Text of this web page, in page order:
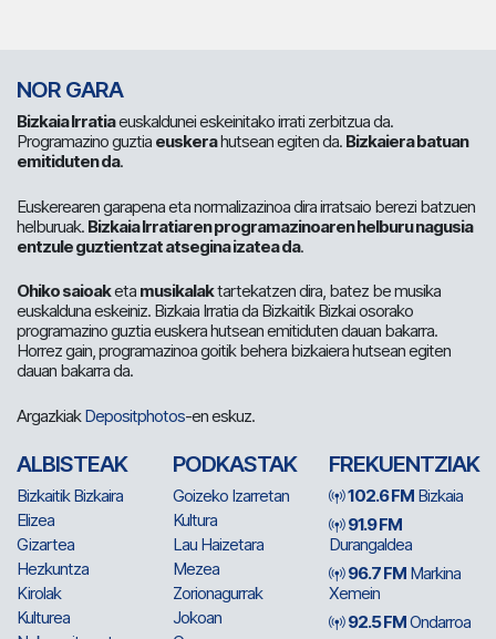
NOR GARA
Bizkaia Irratiaeuskaldunei eskeinitako irrati zerbitzua da.
Programazino guztia euskerahutsean egiten da. Bizkaiera batuan
emitiduten da.
Euskerearen garapena eta normalizazinoa dira irratsaio berezi batzuen
helburuak. Bizkaia Irratiaren programazinoaren helburu nagusia
entzule guztientzat atsegina izatea da.
Ohiko saioaketa musikalaktartekatzen dira, batez be musika
euskalduna eskeiniz. Bizkaia Irratia da Bizkaitik Bizkai osorako
programazino guztia euskera hutsean emitiduten dauan bakarra.
Horrez gain, programazinoa goitik behera bizkaiera hutsean egiten
dauan bakarra da.
ArgazkiakDepositphotos-en eskuz.
ALBISTEAK
Bizkaitik Bizkaira
Elizea
Gizartea
Hezkuntza
Kirolak
Kulturea
PODKASTAK
Goizeko Izarretan
Kultura
Lau Haizetara
Mezea
Zorionagurrak
Jokoan
FREKUENTZIAK
102.6 FM Bizkaia
91.9 FM
Durangaldea
96.7 FM Markina
Xemein
92.5 FMOndarroa